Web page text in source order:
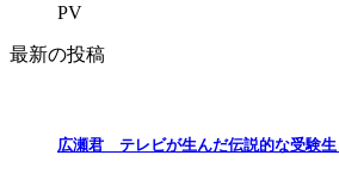
PV
最新の投稿
広瀬君 テレビが生んだ伝説的な受験